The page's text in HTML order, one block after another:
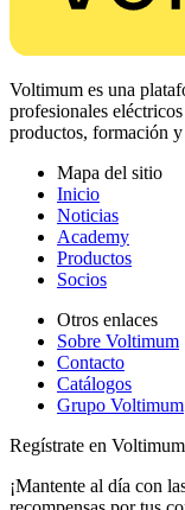
Voltimum es una
profesionales
productos, formación
Mapa del sitio
Inicio
Noticias
Academy
Productos
Socios
Otros enlaces
Sobre Voltimum
Contacto
Catálogos
Grupo Voltimum
Regístrate en Voltimum
¡Mantente al día con